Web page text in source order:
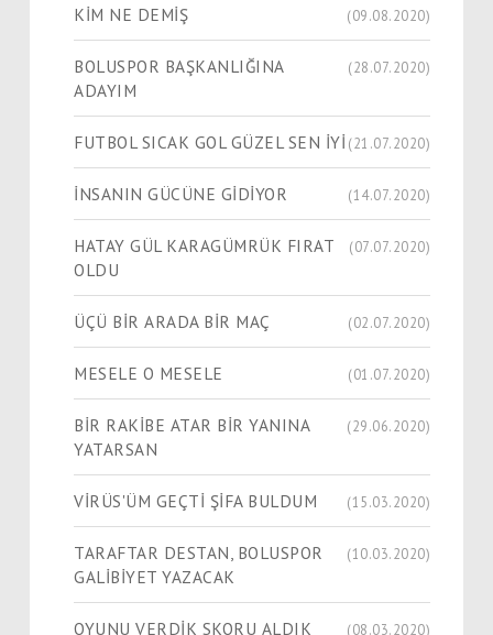
KİM NE DEMİŞ (09.08.2020)
BOLUSPOR BAŞKANLIĞINA
ADAYIM
(28.07.2020)
FUTBOL SICAK GOL GÜZEL SEN İYİ (21.07.2020)
İNSANIN GÜCÜNE GİDİYOR (14.07.2020)
HATAY GÜL KARAGÜMRÜK FIRAT
OLDU
(07.07.2020)
ÜÇÜ BİR ARADA BİR MAÇ (02.07.2020)
MESELE O MESELE (01.07.2020)
BİR RAKİBE ATAR BİR YANINA
YATARSAN
(29.06.2020)
VİRÜS'ÜM GEÇTİ ŞİFA BULDUM (15.03.2020)
TARAFTAR DESTAN, BOLUSPOR
GALİBİYET YAZACAK
(10.03.2020)
OYUNU VERDİK SKORU ALDIK (08.03.2020)